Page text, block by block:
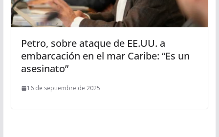
Petro, sobre ataque de EE.UU. a
embarcación en el mar Caribe: “Es un
asesinato”
16 de septiembre de 2025